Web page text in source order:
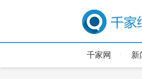
千家网 新